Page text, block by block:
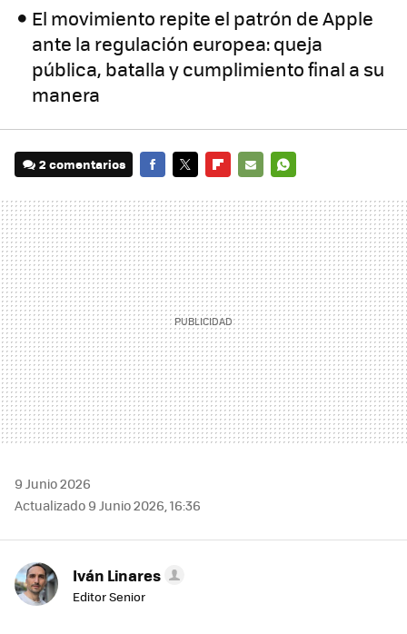
El movimiento repite el patrón de Apple
ante la regulación europea: queja
pública, batalla y cumplimiento final a su
manera
2 comentarios
MAIL
9 Junio 2026
Actualizado 9 Junio 2026, 16:36
Iván Linares
Editor Senior